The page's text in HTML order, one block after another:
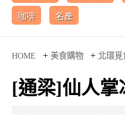
咖啡 名產
HOME + 美食購物 + 北環覓
[通梁]仙人掌